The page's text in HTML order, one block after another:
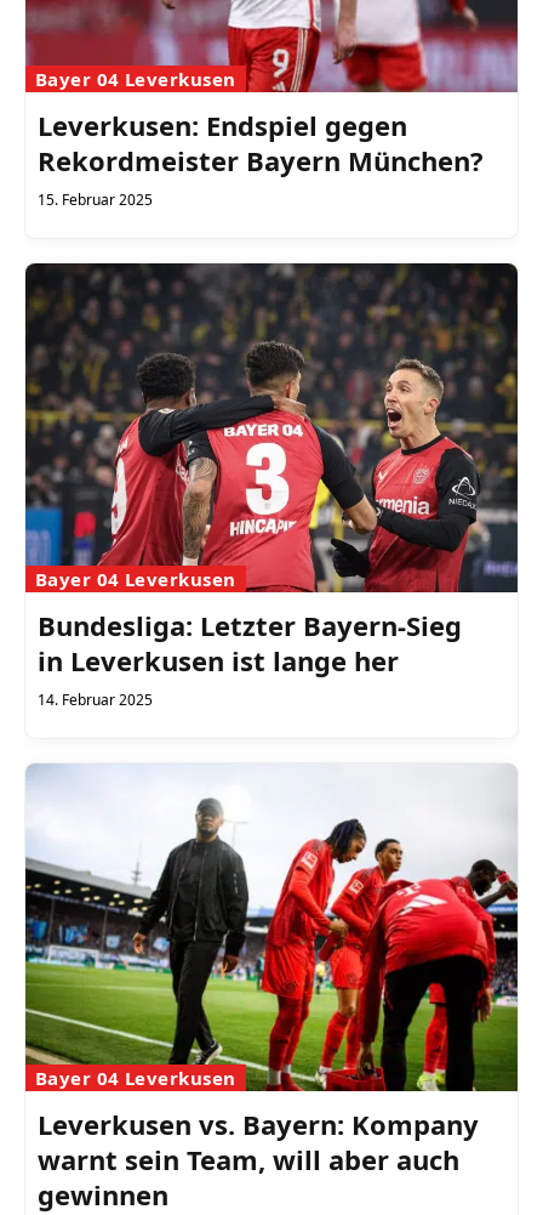
Bayer 04 Leverkusen
Leverkusen: Endspiel gegen
Rekordmeister Bayern München?
15. Februar 2025
Bayer 04 Leverkusen
Bundesliga: Letzter Bayern-Sieg
in Leverkusen ist lange her
14. Februar 2025
Bayer 04 Leverkusen
Leverkusen vs. Bayern: Kompany
warnt sein Team, will aber auch
gewinnen